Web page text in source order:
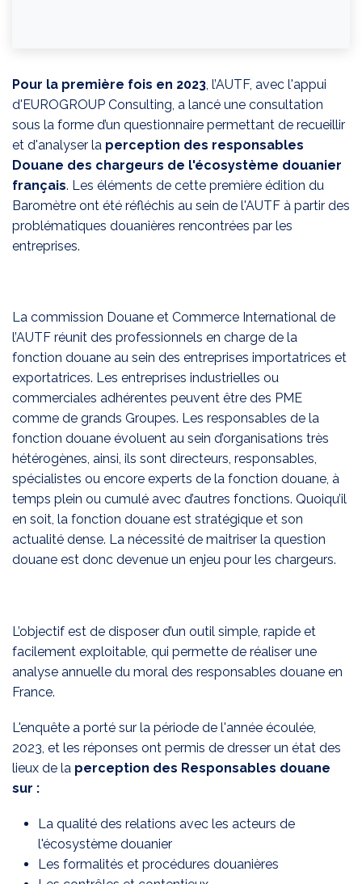
Pour la première fois en 2023, l’AUTF, avec l'appui
d'EUROGROUP Consulting, a lancé une consultation
sous la forme d’un questionnaire permettant de recueillir
et d'analyser la perception des responsables
Douane des chargeurs de l'écosystème douanier
français. Les éléments de cette première édition du
Baromètre ont été réfléchis au sein de l'AUTF à partir des
problématiques douanières rencontrées par les
entreprises.
La commission Douane et Commerce International de
l’AUTF réunit des professionnels en charge de la
fonction douane au sein des entreprises importatrices et
exportatrices. Les entreprises industrielles ou
commerciales adhérentes peuvent être des PME
comme de grands Groupes. Les responsables de la
fonction douane évoluent au sein d’organisations très
hétérogènes, ainsi, ils sont directeurs, responsables,
spécialistes ou encore experts de la fonction douane, à
temps plein ou cumulé avec d’autres fonctions. Quoiqu’il
en soit, la fonction douane est stratégique et son
actualité dense. La nécessité de maitriser la question
douane est donc devenue un enjeu pour les chargeurs.
L’objectif est de disposer d’un outil simple, rapide et
facilement exploitable, qui permette de réaliser une
analyse annuelle du moral des responsables douane en
France.
L'enquête a porté sur la période de l'année écoulée,
2023, et les réponses ont permis de dresser un état des
lieux de la perception des Responsables douane
sur :
La qualité des relations avec les acteurs de
l'écosystème douanier
Les formalités et procédures douanières